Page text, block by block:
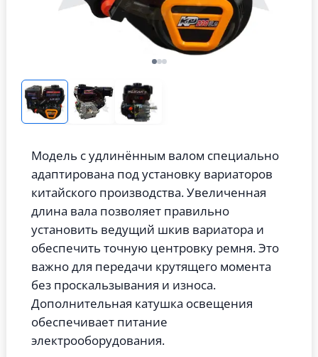
Модель с удлинённым валом специально
адаптирована под установку вариаторов
китайского производства. Увеличенная
длина вала позволяет правильно
установить ведущий шкив вариатора и
обеспечить точную центровку ремня. Это
важно для передачи крутящего момента
без проскальзывания и износа.
Дополнительная катушка освещения
обеспечивает питание
электрооборудования.